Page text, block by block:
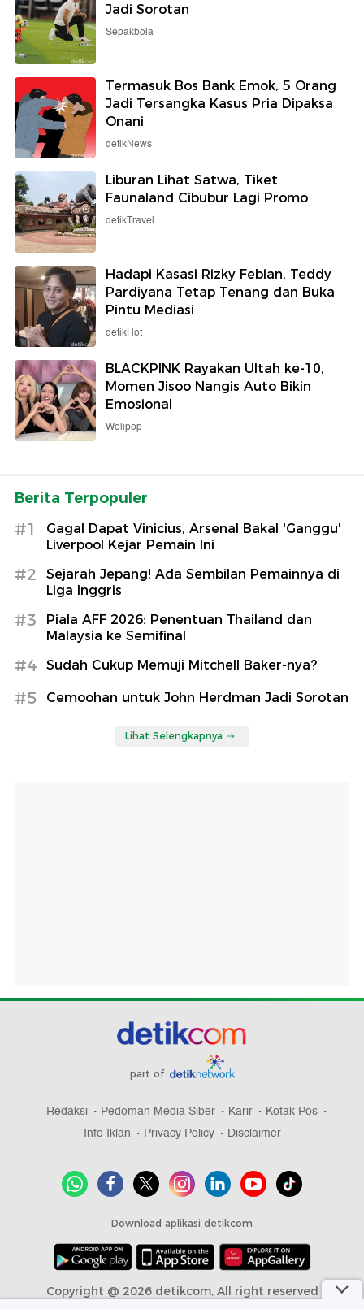
Jadi Sorotan
Sepakbola
Termasuk Bos Bank Emok, 5 Orang
Jadi Tersangka Kasus Pria Dipaksa
Onani
detikNews
Liburan Lihat Satwa, Tiket
Faunaland Cibubur Lagi Promo
detikTravel
Hadapi Kasasi Rizky Febian, Teddy
Pardiyana Tetap Tenang dan Buka
Pintu Mediasi
detikHot
BLACKPINK Rayakan Ultah ke-10,
Momen Jisoo Nangis Auto Bikin
Emosional
Wolipop
Berita Terpopuler
#1
Gagal Dapat Vinicius, Arsenal Bakal 'Ganggu'
Liverpool Kejar Pemain Ini
#2
Sejarah Jepang! Ada Sembilan Pemainnya di
Liga Inggris
#3
Piala AFF 2026: Penentuan Thailand dan
Malaysia ke Semifinal
#4 Sudah Cukup Memuji Mitchell Baker-nya?
#5 Cemoohan untuk John Herdman Jadi Sorotan
Lihat Selengkapnya
part of
Redaksi Pedoman Media Siber Karir
Kotak Pos
Info Iklan
Privacy Policy Disclaimer
Download aplikasi detikcom
Copyright @ 2026 detikcom, All right reserved